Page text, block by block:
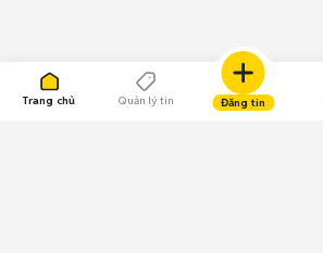
Trang chủ Quản lý tin Đăng tin